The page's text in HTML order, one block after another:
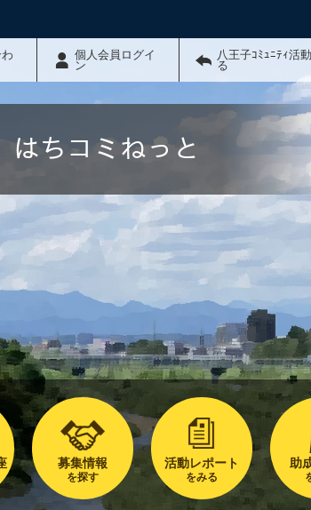
個人会員ログイ
ン
八王子ｺﾐｭﾆﾃｨ活
る
はちコミねっと
募集情報
を探す
活動レポート
をみる
助